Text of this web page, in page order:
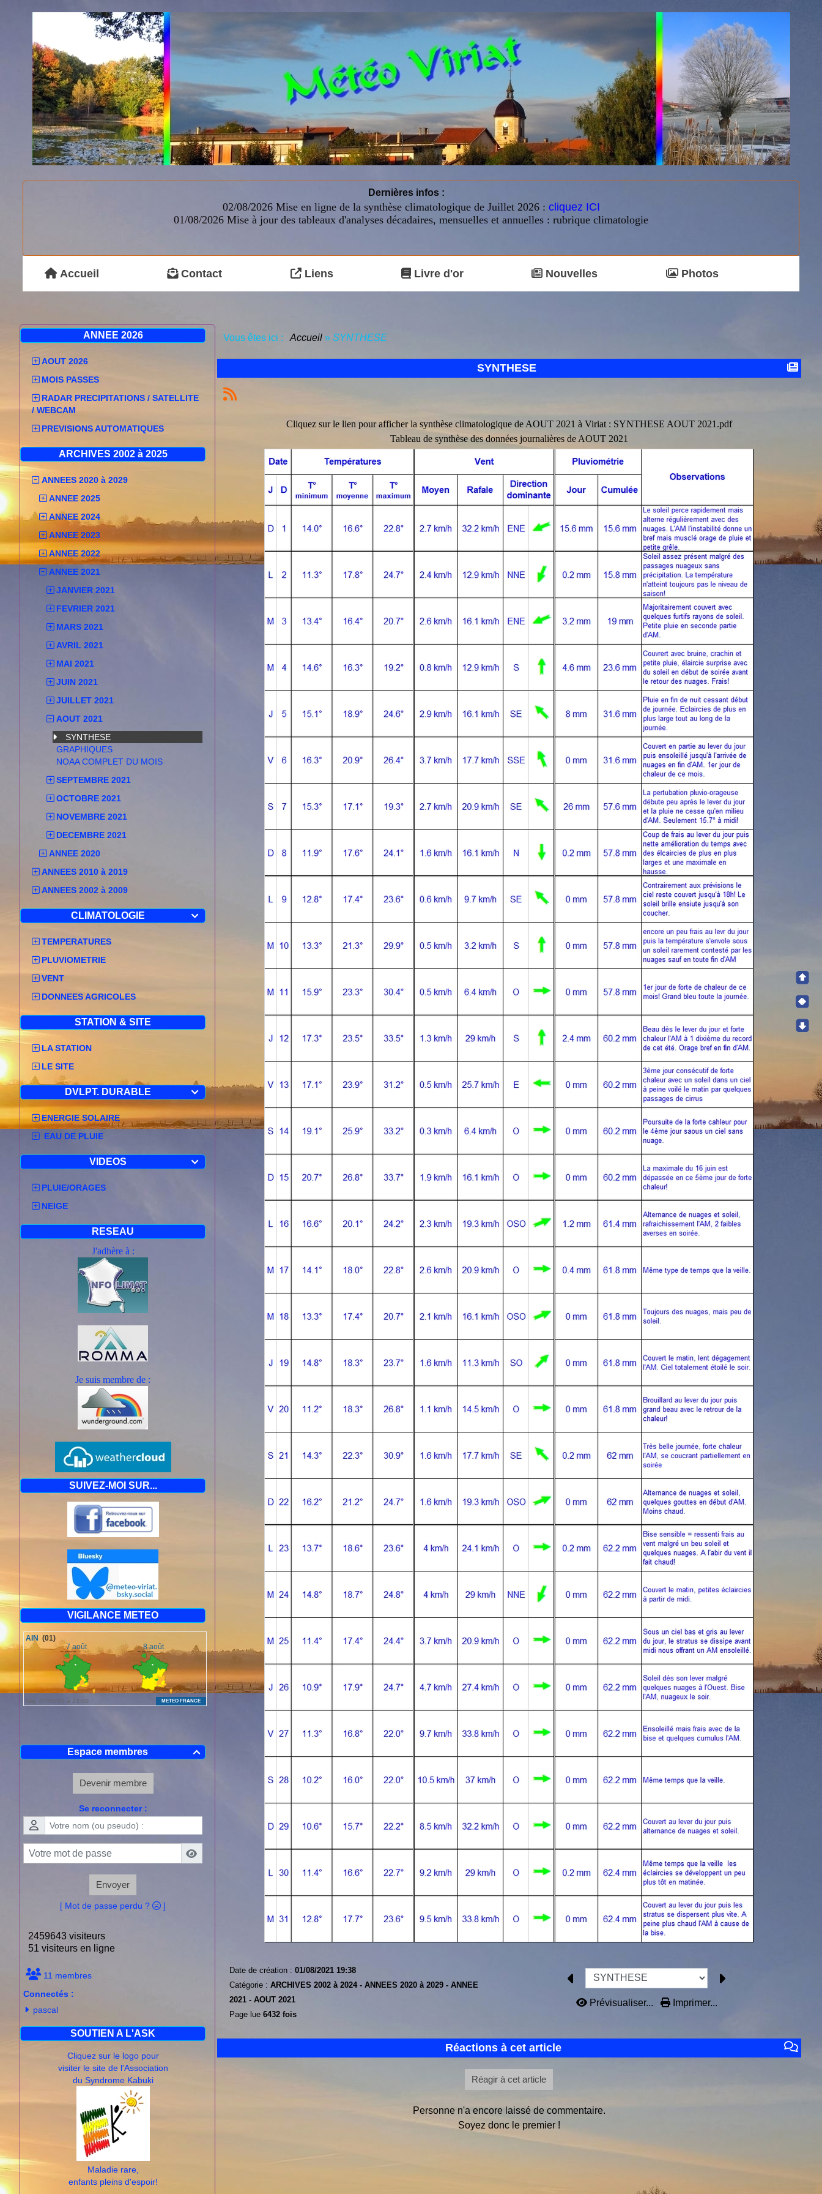
Dernières infos :
02/08/2026 Mise en ligne de la synthèse climatologique de Juillet 2026 : cliquez ICI
01/08/2026 Mise à jour des tableaux d'analyses décadaires, mensuelles et annuelles : rubrique climatologie
Accueil Contact Liens Livre d'or Nouvelles Photos
ANNEE 2026
AOUT 2026
MOIS PASSES
RADAR PRECIPITATIONS / SATELLITE
/ WEBCAM
PREVISIONS AUTOMATIQUES
ARCHIVES 2002 à 2025
ANNEES 2020 à 2029
ANNEE 2025
ANNEE 2024
ANNEE 2023
ANNEE 2022
ANNEE 2021
JANVIER 2021
FEVRIER 2021
MARS 2021
AVRIL 2021
MAI 2021
JUIN 2021
JUILLET 2021
AOUT 2021
SYNTHESE
GRAPHIQUES
NOAA COMPLET DU MOIS
SEPTEMBRE 2021
OCTOBRE 2021
NOVEMBRE 2021
DECEMBRE 2021
ANNEE 2020
ANNEES 2010 à 2019
ANNEES 2002 à 2009

CLIMATOLOGIE
TEMPERATURES
PLUVIOMETRIE
VENT
DONNEES AGRICOLES
STATION & SITE
LA STATION
LE SITE

DVLPT. DURABLE
ENERGIE SOLAIRE
EAU DE PLUIE

VIDEOS
PLUIE/ORAGES
NEIGE
RESEAU
J'adhère à :
Je suis membre de :
SUIVEZ-MOI SUR...
VIGILANCE METEO

Espace membres
Devenir membre
Se reconnecter :
Envoyer
[ Mot de passe perdu ? ]
2459643 visiteurs
51 visiteurs en ligne
11 membres
Connectés :
pascal
SOUTIEN A L'ASK
Cliquez sur le logo pour
visiter le site de l'Association
du Syndrome Kabuki
Maladie rare,
enfants pleins d'espoir!
Vous êtes ici : Accueil » SYNTHESE
SYNTHESE
Cliquez sur le lien pour afficher la synthèse climatologique de AOUT 2021 à Viriat : SYNTHESE AOUT 2021.pdf
Tableau de synthèse des données journalières de AOUT 2021
Date de création : 01/08/2021 19:38
Catégorie : ARCHIVES 2002 à 2024 - ANNEES 2020 à 2029 - ANNEE
2021 - AOUT 2021
Page lue 6432 fois
Prévisualiser... Imprimer...
Réactions à cet article
Réagir à cet article
Personne n'a encore laissé de commentaire.
Soyez donc le premier !